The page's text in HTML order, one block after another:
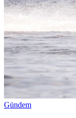
Gündem